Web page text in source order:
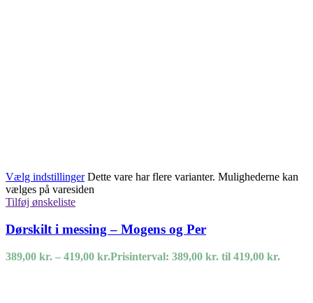
Vælg indstillinger Dette vare har flere varianter. Mulighederne kan
vælges på varesiden
Tilføj ønskeliste
Dørskilt i messing – Mogens og Per
389,00 kr. – 419,00 kr.Prisinterval: 389,00 kr. til 419,00 kr.